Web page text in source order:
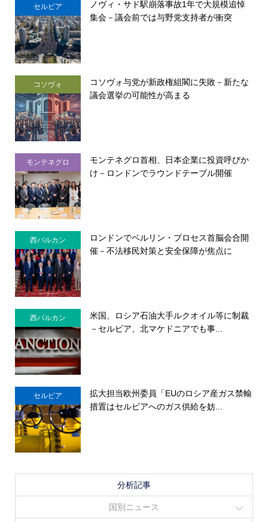
セルビア
ノヴィ・サド駅崩落事故1年で大規模追悼
集会－議会前では与野党支持者が衝突
コソヴォ
コソヴォ与党が新政権組閣に失敗－新たな
議会選挙の可能性が高まる
モンテネグロ
モンテネグロ首相、日本企業に投資呼びか
け－ロンドンでラウンドテーブル開催
西バルカン
ロンドンでベルリン・プロセス首脳会合開
催－不法移民対策と安全保障が焦点に
西バルカン
米国、ロシア石油大手ルクオイル等に制裁
－セルビア、北マケドニアでも事...
セルビア
拡大担当欧州委員「EUのロシア産ガス禁輸
措置はセルビアへのガス供給を妨...
分析記事
国別ニュース